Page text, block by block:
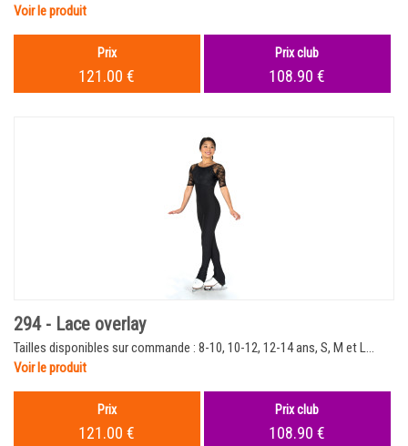
Voir le produit
Prix
121.00 €
Prix club
108.90 €
294 - Lace overlay
Tailles disponibles sur commande : 8-10, 10-12, 12-14 ans, S, M et L...
Voir le produit
Prix
121.00 €
Prix club
108.90 €